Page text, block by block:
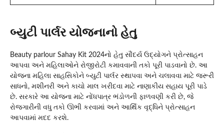
બ્યુટી પાર્લર યોજનાનો હેતુ
Beauty parlour Sahay Kit 2024નો હેતુ સૌંદર્ય ઉદ્યોગને પ્રોત્સાહન
આપવા અને મહિલાઓને રોજીરોટી કમાવવાની તકો પૂરી પાડવાનો છે. આ
યોજના મહિલા સાહસિકોને બ્યુટી પાર્લર સ્થાપવા અને ચલાવવા માટે જરૂરી
સાધનો, મશીનરી અને કાચો માલ ખરીદવા માટે નાણાકીય સહાય પૂરી પાડે
છે. સરકારે આ યોજના માટે નોંધપાત્ર ભંડોળની ફાળવણી કરી છે, જે
રોજગારીની વધુ તકો ઊભી કરવામાં અને આર્થિક વૃદ્ધિને પ્રોત્સાહન
આપવામાં મદદ કરશે.